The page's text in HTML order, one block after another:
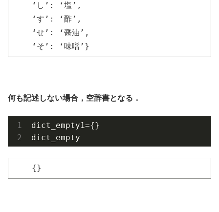
‘し’: ‘塩’,
‘す’: ‘酢’,
‘せ’: ‘醤油’,
‘そ’: ‘味噌’}
何も記述しない場合，空辞書となる．
dict_empty1={}
dict_empty
{}